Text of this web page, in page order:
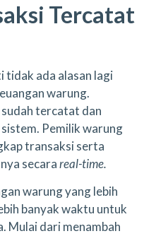
Tercatat
tidak ada alasan lagi
warung.
tercatat dan
Pemilik warung
transaksi serta
secarareal-time.
warung yang lebih
banyak waktu untuk
Mulai dari menambah